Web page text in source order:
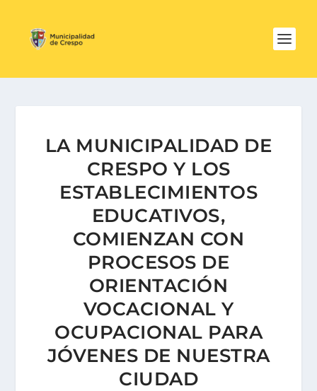
LA MUNICIPALIDAD DE
CRESPO Y LOS
ESTABLECIMIENTOS
EDUCATIVOS,
COMIENZAN CON
PROCESOS DE
ORIENTACIÓN
VOCACIONAL Y
OCUPACIONAL PARA
JÓVENES DE NUESTRA
CIUDAD